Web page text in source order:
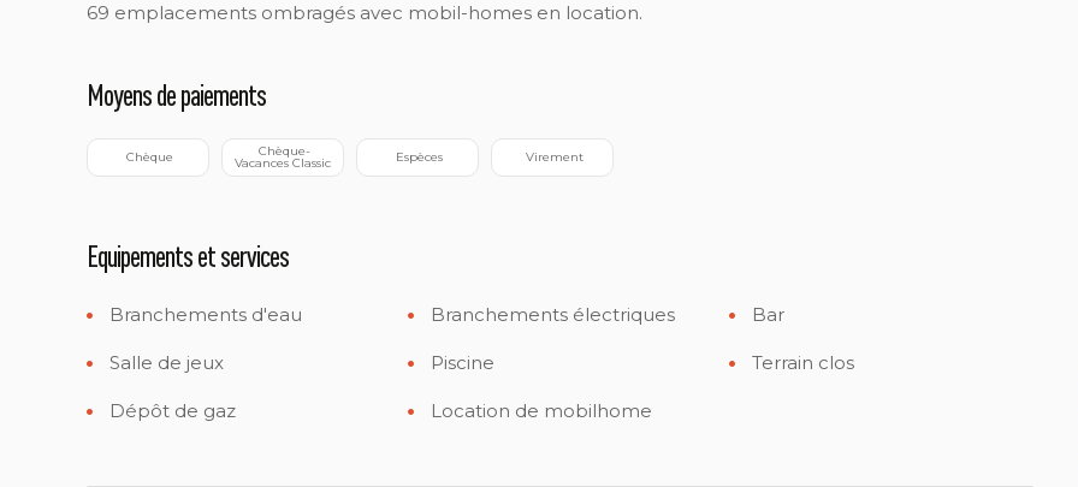
69 emplacements ombragés avec mobil-homes en location.
Moyens de paiements
Chèque Vacances Classic Espèces Virement
Equipements et services
Branchements d'eau Branchements électriques Bar
Salle de jeux Piscine Terrain clos
Dépôt de gaz Location de mobilhome